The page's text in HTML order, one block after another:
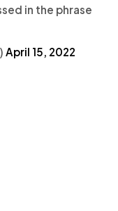
in the phrase
April 15, 2022